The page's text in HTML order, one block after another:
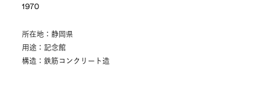
1970
所在地：静岡県
用途：記念館
構造：鉄筋コンクリート造